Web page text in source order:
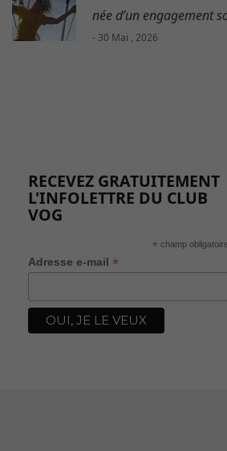
née d’un engagement
- 30 Mai , 2026
RECEVEZ GRATUITEMENT
L'INFOLETTRE DU CLUB
VOG
* champ
Adresse e-mail *